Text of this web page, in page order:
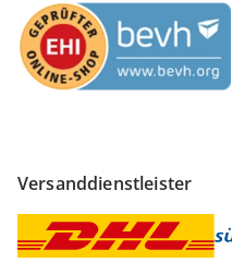
Versanddienstleister